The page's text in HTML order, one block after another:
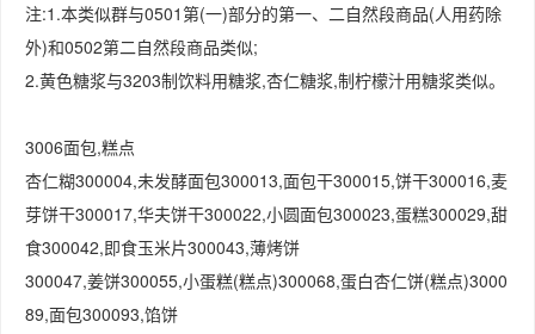
注:1.本类似群与0501第(一)部分的第一、二自然段商品(人用药除
外)和0502第二自然段商品类似;
2.黄色糖浆与3203制饮料用糖浆,杏仁糖浆,制柠檬汁用糖浆类似。
3006面包,糕点
杏仁糊300004,未发酵面包300013,面包干300015,饼干300016,麦
芽饼干300017,华夫饼干300022,小圆面包300023,蛋糕300029,甜
食300042,即食玉米片300043,薄烤饼
300047,姜饼300055,小蛋糕(糕点)300068,蛋白杏仁饼(糕点)3000
89,面包300093,馅饼